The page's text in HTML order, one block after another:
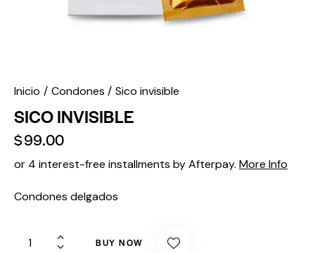
Inicio Condones Sico invisible
SICO INVISIBLE
$99.00
or 4 interest-free installments by Afterpay. More Info
Condones delgados
BUY NOW